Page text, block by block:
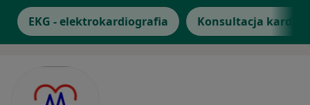
EKG - elektrokardiografia Konsultacja